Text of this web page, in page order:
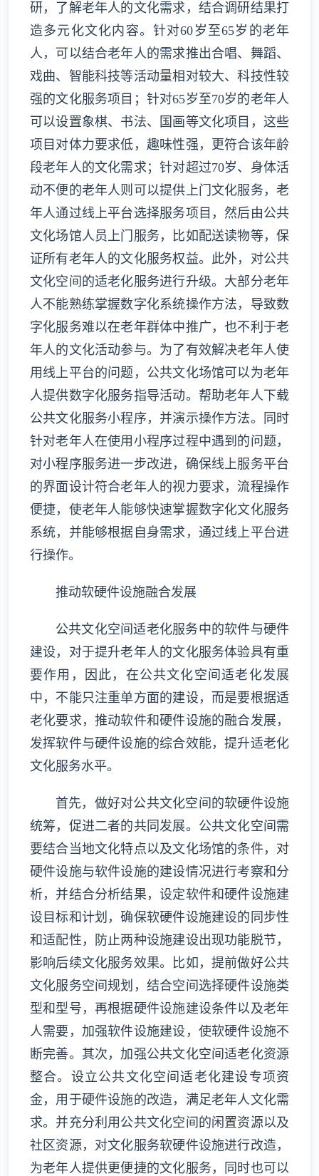
研，了解老年人的文化需求，结合调研结果打
造多元化文化内容。针对60岁至65岁的老年
人，可以结合老年人的需求推出合唱、舞蹈、
戏曲、智能科技等活动量相对较大、科技性较
强的文化服务项目；针对65岁至70岁的老年人
可以设置象棋、书法、国画等文化项目，这些
项目对体力要求低，趣味性强，更符合该年龄
段老年人的文化需求；针对超过70岁、身体活
动不便的老年人则可以提供上门文化服务，老
年人通过线上平台选择服务项目，然后由公共
文化场馆人员上门服务，比如配送读物等，保
证所有老年人的文化服务权益。此外，对公共
文化空间的适老化服务进行升级。大部分老年
人不能熟练掌握数字化系统操作方法，导致数
字化服务难以在老年群体中推广，也不利于老
年人的文化活动参与。为了有效解决老年人使
用线上平台的问题，公共文化场馆可以为老年
人提供数字化服务指导活动。帮助老年人下载
公共文化服务小程序，并演示操作方法。同时
针对老年人在使用小程序过程中遇到的问题，
对小程序服务进一步改进，确保线上服务平台
的界面设计符合老年人的视力要求，流程操作
便捷，使老年人能够快速掌握数字化文化服务
系统，并能够根据自身需求，通过线上平台进
行操作。
推动软硬件设施融合发展
公共文化空间适老化服务中的软件与硬件
建设，对于提升老年人的文化服务体验具有重
要作用，因此，在公共文化空间适老化发展
中，不能只注重单方面的建设，而是要根据适
老化要求，推动软件和硬件设施的融合发展，
发挥软件与硬件设施的综合效能，提升适老化
文化服务水平。
首先，做好对公共文化空间的软硬件设施
统筹，促进二者的共同发展。公共文化空间需
要结合当地文化特点以及文化场馆的条件，对
硬件设施与软件设施的建设情况进行考察和分
析，并结合分析结果，设定软件和硬件设施建
设目标和计划，确保软硬件设施建设的同步性
和适配性，防止两种设施建设出现功能脱节，
影响后续文化服务效果。比如，提前做好公共
文化服务空间规划，结合空间选择硬件设施类
型和型号，再根据硬件设施建设条件以及老年
人需要，加强软件设施建设，使软硬件设施不
断完善。其次，加强公共文化空间适老化资源
整合。设立公共文化空间适老化建设专项资
金，用于硬件设施的改造，满足老年人文化需
求。并充分利用公共文化空间的闲置资源以及
社区资源，对文化服务软硬件设施进行改造，
为老年人提供更便捷的文化服务，同时也可以